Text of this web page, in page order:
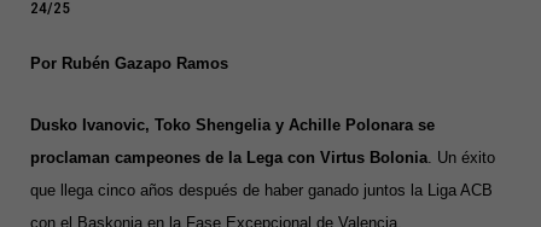
24/25
Por Rubén Gazapo Ramos
Dusko Ivanovic, Toko Shengelia y Achille Polonara se
proclaman campeones de la Lega con Virtus Bolonia. Un éxito
que llega cinco años después de haber ganado juntos la Liga ACB
con el Baskonia en la Fase Excepcional de Valencia.